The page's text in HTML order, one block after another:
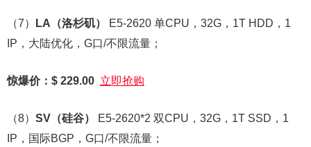
（7） LA （洛杉矶）
E5-2620 单CPU，32G，1T HDD，1
IP，大陆优化，G口/不限流量；
惊爆价：$ 229.00 立即抢购
（8） SV （硅谷）
E5-2620*2 双CPU，32G，1T SSD，1
IP，国际BGP，G口/不限流量；